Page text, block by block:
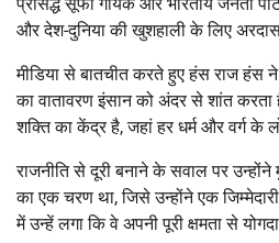
और देश-दुनिया की खुशहाली के लिए
मीडिया से बातचीत करते हुए हंस राज हंस
का वातावरण इंसान को अंदर से शांत
शक्ति का केंद्र है, जहां हर धर्म और वर्ग के
राजनीति से दूरी बनाने के सवाल पर
का एक चरण था, जिसे उन्होंने एक
में उन्हें लगा कि वे अपनी पूरी क्षमता से